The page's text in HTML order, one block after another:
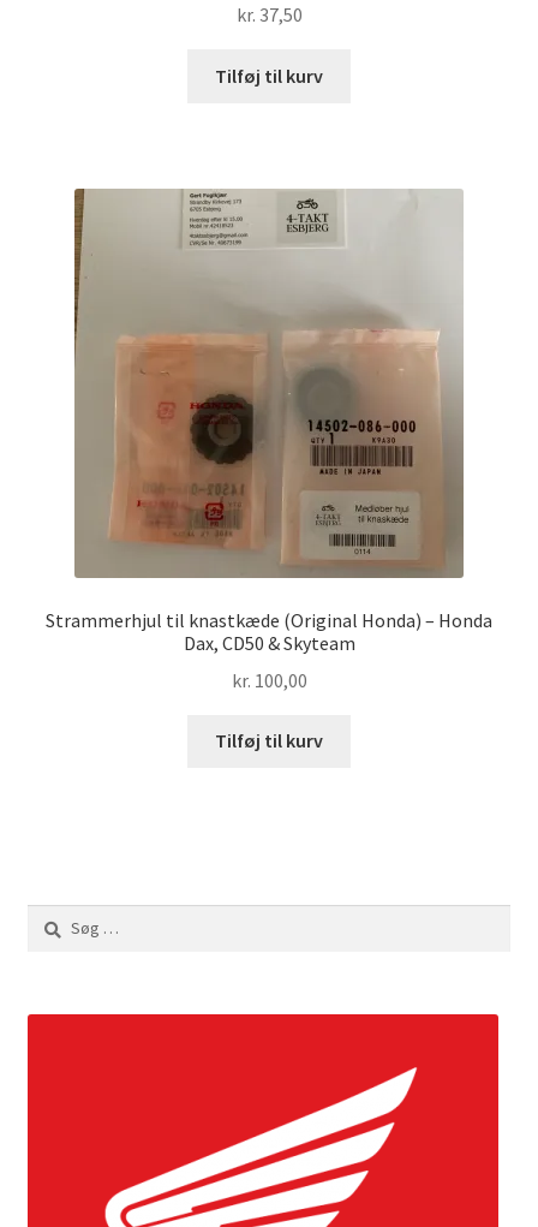
kr. 37,50
Tilføj til kurv
Strammerhjul til knastkæde (Original Honda) – Honda
Dax, CD50 & Skyteam
kr. 100,00
Tilføj til kurv
Søg
efter: